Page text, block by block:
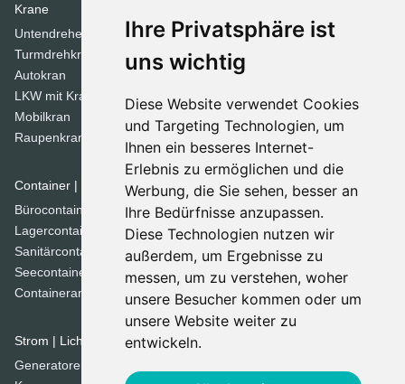
Ihre Privatsphäre ist
uns wichtig
Diese Website verwendet Cookies
und Targeting Technologien, um
Ihnen ein besseres Internet-
Erlebnis zu ermöglichen und die
Werbung, die Sie sehen, besser an
Ihre Bedürfnisse anzupassen.
Diese Technologien nutzen wir
außerdem, um Ergebnisse zu
messen, um zu verstehen, woher
unsere Besucher kommen oder um
unsere Website weiter zu
entwickeln.
Krane
Untendreherkrane
Turmdrehkrane
Autokran
LKW mit Kran
Mobilkran
Raupenkran
Container | Raumsysteme
Bürocontainer
Lagercontainer
Sanitärcontainer
Seecontainer
Containeranlage
Strom | Licht | Luft
Generatoren
Walzen
Tandemwalzen
Stampfer
Dozer
Planierraupen
Spezial Geräte
Grabenfräse
Betonmischer
Kommunaltechnik
Straßenfräsen
Straßenfertiger
Brechanlagen